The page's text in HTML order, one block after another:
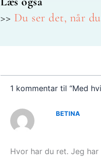
>> Du ser det, når
1 kommentar til “Med
BETINA
Hvor har du ret. Jeg